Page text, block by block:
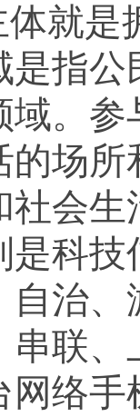
就是
是指
域。
的场
社会
是科
自治
串联
网络